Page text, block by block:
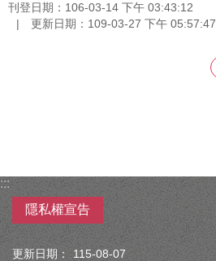
刊登日期：106-03-14 下午 03:43:12
更新日期：109-03-27 下午 05:57:47
:::
隱私權宣告
更新日期：
115-08-07